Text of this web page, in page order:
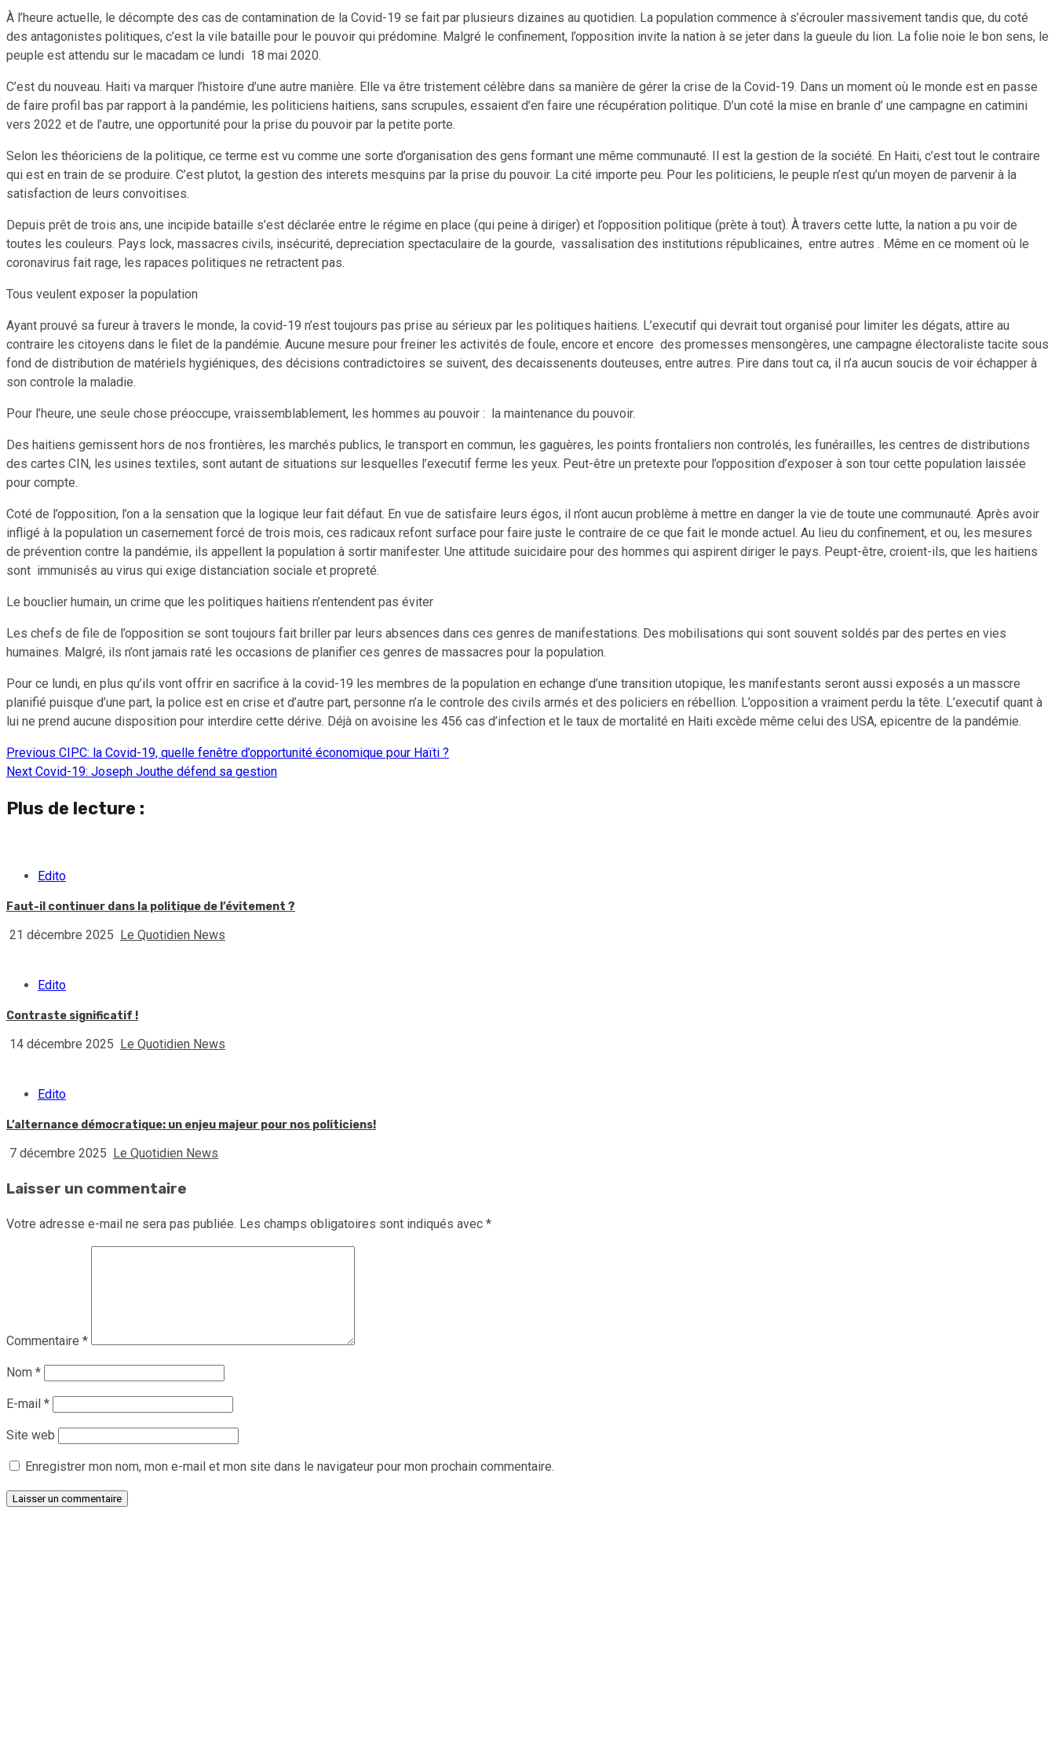
À l’heure actuelle, le décompte des cas de contamination de la Covid-19 se fait par plusieurs dizaines au quotidien. La population commence à s’écrouler massivement tandis que, du coté
des antagonistes politiques, c’est la vile bataille pour le pouvoir qui prédomine. Malgré le confinement, l’opposition invite la nation à se jeter dans la gueule du lion. La folie noie le bon sens, le
peuple est attendu sur le macadam ce lundi 18 mai 2020.
C’est du nouveau. Haiti va marquer l’histoire d’une autre manière. Elle va être tristement célèbre dans sa manière de gérer la crise de la Covid-19. Dans un moment où le monde est en passe
de faire profil bas par rapport à la pandémie, les politiciens haitiens, sans scrupules, essaient d’en faire une récupération politique. D’un coté la mise en branle d’ une campagne en catimini
vers 2022 et de l’autre, une opportunité pour la prise du pouvoir par la petite porte.
Selon les théoriciens de la politique, ce terme est vu comme une sorte d’organisation des gens formant une même communauté. Il est la gestion de la société. En Haiti, c’est tout le contraire
qui est en train de se produire. C’est plutot, la gestion des interets mesquins par la prise du pouvoir. La cité importe peu. Pour les politiciens, le peuple n’est qu’un moyen de parvenir à la
satisfaction de leurs convoitises.
Depuis prêt de trois ans, une incipide bataille s’est déclarée entre le régime en place (qui peine à diriger) et l’opposition politique (prète à tout). À travers cette lutte, la nation a pu voir de
toutes les couleurs. Pays lock, massacres civils, insécurité, depreciation spectaculaire de la gourde, vassalisation des institutions républicaines, entre autres . Même en ce moment où le
coronavirus fait rage, les rapaces politiques ne retractent pas.
Tous veulent exposer la population
Ayant prouvé sa fureur à travers le monde, la covid-19 n’est toujours pas prise au sérieux par les politiques haitiens. L’executif qui devrait tout organisé pour limiter les dégats, attire au
contraire les citoyens dans le filet de la pandémie. Aucune mesure pour freiner les activités de foule, encore et encore des promesses mensongères, une campagne électoraliste tacite sous
fond de distribution de matériels hygiéniques, des décisions contradictoires se suivent, des decaissenents douteuses, entre autres. Pire dans tout ca, il n’a aucun soucis de voir échapper à
son controle la maladie.
Pour l’heure, une seule chose préoccupe, vraissemblablement, les hommes au pouvoir : la maintenance du pouvoir.
Des haitiens gemissent hors de nos frontières, les marchés publics, le transport en commun, les gaguères, les points frontaliers non controlés, les funérailles, les centres de distributions
des cartes CIN, les usines textiles, sont autant de situations sur lesquelles l’executif ferme les yeux. Peut-être un pretexte pour l’opposition d’exposer à son tour cette population laissée
pour compte.
Coté de l’opposition, l’on a la sensation que la logique leur fait défaut. En vue de satisfaire leurs égos, il n’ont aucun problème à mettre en danger la vie de toute une communauté. Après avoir
infligé à la population un casernement forcé de trois mois, ces radicaux refont surface pour faire juste le contraire de ce que fait le monde actuel. Au lieu du confinement, et ou, les mesures
de prévention contre la pandémie, ils appellent la population à sortir manifester. Une attitude suicidaire pour des hommes qui aspirent diriger le pays. Peupt-être, croient-ils, que les haitiens
sont immunisés au virus qui exige distanciation sociale et propreté.
Le bouclier humain, un crime que les politiques haitiens n’entendent pas éviter
Les chefs de file de l’opposition se sont toujours fait briller par leurs absences dans ces genres de manifestations. Des mobilisations qui sont souvent soldés par des pertes en vies
humaines. Malgré, ils n’ont jamais raté les occasions de planifier ces genres de massacres pour la population.
Pour ce lundi, en plus qu’ils vont offrir en sacrifice à la covid-19 les membres de la population en echange d’une transition utopique, les manifestants seront aussi exposés a un masscre
planifié puisque d’une part, la police est en crise et d’autre part, personne n’a le controle des civils armés et des policiers en rébellion. L’opposition a vraiment perdu la tête. L’executif quant à
lui ne prend aucune disposition pour interdire cette dérive. Déjà on avoisine les 456 cas d’infection et le taux de mortalité en Haiti excède même celui des USA, epicentre de la pandémie.
Continue
Previous CIPC: la Covid-19, quelle fenêtre d’opportunité économique pour Haïti ?
Next Covid-19: Joseph Jouthe défend sa gestion
Plus de lecture :
Edito
Faut-il continuer dans la politique de l’évitement ?
21 décembre 2025 Le Quotidien News
Edito
Contraste significatif !
14 décembre 2025 Le Quotidien News
Edito
L’alternance démocratique: un enjeu majeur pour nos politiciens!
7 décembre 2025 Le Quotidien News
Laisser un commentaire
Votre adresse e-mail ne sera pas publiée. Les champs obligatoires sont indiqués avec *
Commentaire *
Nom *
E-mail *
Site web
Enregistrer mon nom, mon e-mail et mon site dans le navigateur pour mon prochain commentaire.